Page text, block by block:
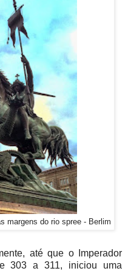
margens do rio spree - Berlim
até que o Imperador
303 a 311, iniciou uma